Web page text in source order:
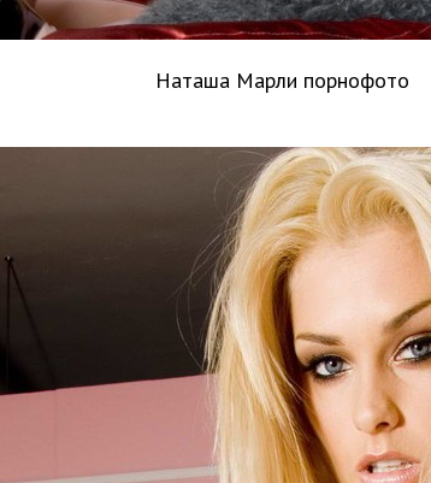
Наташа Марли порнофото